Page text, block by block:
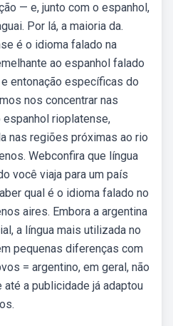
— e, junto com o espanhol,
Por lá, a maioria da.
é o idioma falado na
ao espanhol falado
entonação específicas do
nos concentrar nas
rioplatense,
nas regiões próximas ao rio
Webconfira que língua
você viaja para um país
qual é o idioma falado no
aires. Embora a argentina
a língua mais utilizada no
pequenas diferenças com
= argentino, em geral, não
até a publicidade já adaptou